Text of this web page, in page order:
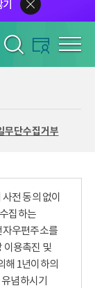
기
무단수집거부
전 동의 없이
집하는
자우편주소를
이용촉진 및
해 1년이하의
념하시기